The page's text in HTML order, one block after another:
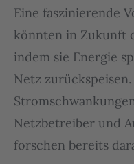
Eine faszinierende
könnten in Zukunft
indem sie Energie
Netz
Netzbetreiber und
forschen bereits